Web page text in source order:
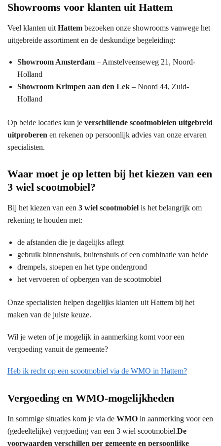
Showrooms voor klanten uit Hattem
Veel klanten uit Hattem bezoeken onze showrooms vanwege het
uitgebreide assortiment en de deskundige begeleiding:
Showroom Amsterdam – Amstelveenseweg 21, Noord-
Holland
Showroom Krimpen aan den Lek – Noord 44, Zuid-
Holland
Op beide locaties kun je verschillende scootmobielen uitgebreid
uitproberen en rekenen op persoonlijk advies van onze ervaren
specialisten.
Waar moet je op letten bij het kiezen van een
3 wiel scootmobiel?
Bij het kiezen van een 3 wiel scootmobiel is het belangrijk om
rekening te houden met:
de afstanden die je dagelijks aflegt
gebruik binnenshuis, buitenshuis of een combinatie van beide
drempels, stoepen en het type ondergrond
het vervoeren of opbergen van de scootmobiel
Onze specialisten helpen dagelijks klanten uit Hattem bij het
maken van de juiste keuze.
Wil je weten of je mogelijk in aanmerking komt voor een
vergoeding vanuit de gemeente?
Heb ik recht op een scootmobiel via de WMO in Hattem?
Vergoeding en WMO-mogelijkheden
In sommige situaties kom je via de WMO in aanmerking voor een
(gedeeltelijke) vergoeding van een 3 wiel scootmobiel.De
voorwaarden verschillen per gemeente en persoonlijke